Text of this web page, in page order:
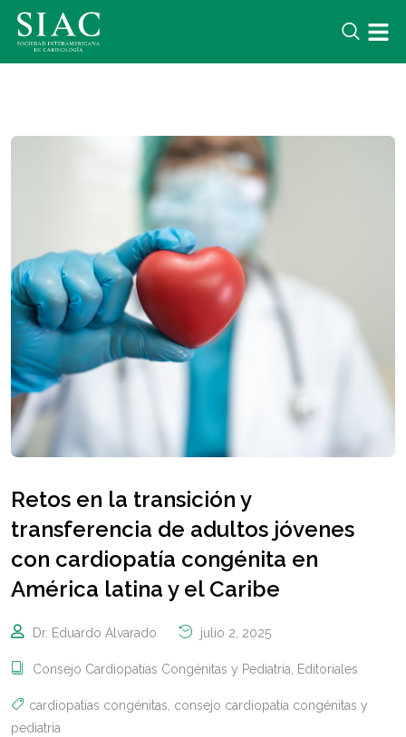
Retos en la transición y
transferencia de adultos jóvenes
con cardiopatía congénita en
América latina y el Caribe
Dr. Eduardo Alvarado julio 2, 2025
Consejo Cardiopatías Congénitas y Pediatría, Editoriales
cardiopatías congénitas, consejo cardiopatía congénitas y
pediatria